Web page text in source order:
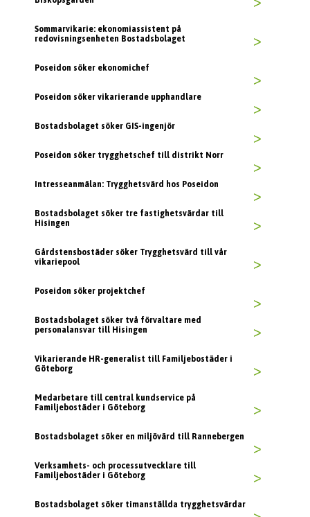
Sommarvikarie: ekonomiassistent på
redovisningsenheten Bostadsbolaget
>
Poseidon söker ekonomichef
>
Poseidon söker vikarierande upphandlare
>
Bostadsbolaget söker GIS-ingenjör
>
Poseidon söker trygghetschef till distrikt Norr
>
Intresseanmälan: Trygghetsvärd hos Poseidon
>
Bostadsbolaget söker tre fastighetsvärdar till
Hisingen
>
Gårdstensbostäder söker Trygghetsvärd till vår
vikariepool
>
Poseidon söker projektchef
>
Bostadsbolaget söker två förvaltare med
personalansvar till Hisingen
>
Vikarierande HR-generalist till Familjebostäder i
Göteborg
>
Medarbetare till central kundservice på
Familjebostäder i Göteborg
>
Bostadsbolaget söker en miljövärd till Rannebergen
>
Verksamhets- och processutvecklare till
Familjebostäder i Göteborg
>
Bostadsbolaget söker timanställda trygghetsvärdar